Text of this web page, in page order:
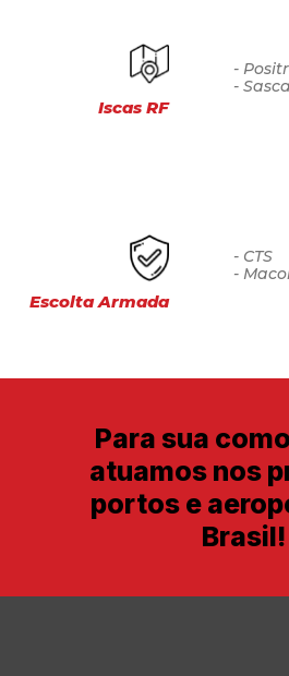
Iscas RF
Escolta Armada
-
-
- CTS
-
Para sua
atuamos nos
portos e
Brasil!